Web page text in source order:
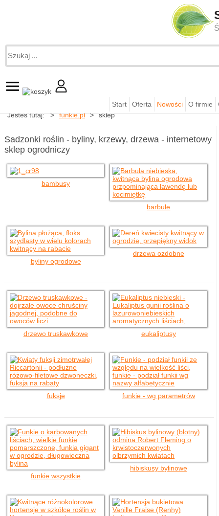
Start Oferta Nowości O firmie
Jesteś tutaj:
funkie.pl sklep
Sadzonki roślin - byliny, krzewy, drzewa - internetowy
sklep ogrodniczy
bambusy
barbule
byliny ogrodowe
drzewa ozdobne
drzewo truskawkowe eukaliptusy
fuksje funkie - wg parametrów
funkie wszystkie
hibiskusy bylinowe